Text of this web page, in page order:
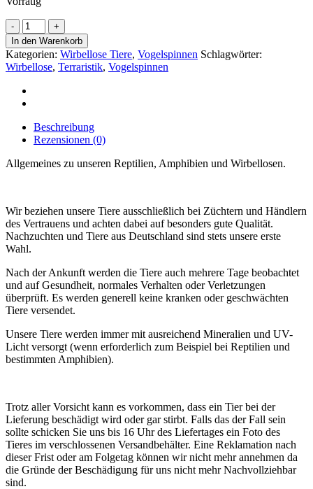
Weißknievogelspinne
(Nhandu
chromatus)
DNZ
24
Körper
ca.
cm
bis
cm
In den Warenkorb
Kategorien: Wirbellose Tiere, Vogelspinnen Schlagwörter:
Wirbellose, Terraristik, Vogelspinnen
Beschreibung
Rezensionen (0)
Allgemeines zu unseren Reptilien, Amphibien und Wirbellosen.
Wir beziehen unsere Tiere ausschließlich bei Züchtern und Händlern
des Vertrauens und achten dabei auf besonders gute Qualität.
Nachzuchten und Tiere aus Deutschland sind stets unsere erste
Wahl.
Nach der Ankunft werden die Tiere auch mehrere Tage beobachtet
und auf Gesundheit, normales Verhalten oder Verletzungen
überprüft. Es werden generell keine kranken oder geschwächten
Tiere versendet.
Unsere Tiere werden immer mit ausreichend Mineralien und UV-
Licht versorgt (wenn erforderlich zum Beispiel bei Reptilien und
bestimmten Amphibien).
Trotz aller Vorsicht kann es vorkommen, dass ein Tier bei der
Lieferung beschädigt wird oder gar stirbt. Falls das der Fall sein
sollte schicken Sie uns bis 16 Uhr des Liefertages ein Foto des
Tieres im verschlossenen Versandbehälter. Eine Reklamation nach
dieser Frist oder am Folgetag können wir nicht mehr annehmen da
die Gründe der Beschädigung für uns nicht mehr Nachvollziehbar
sind.